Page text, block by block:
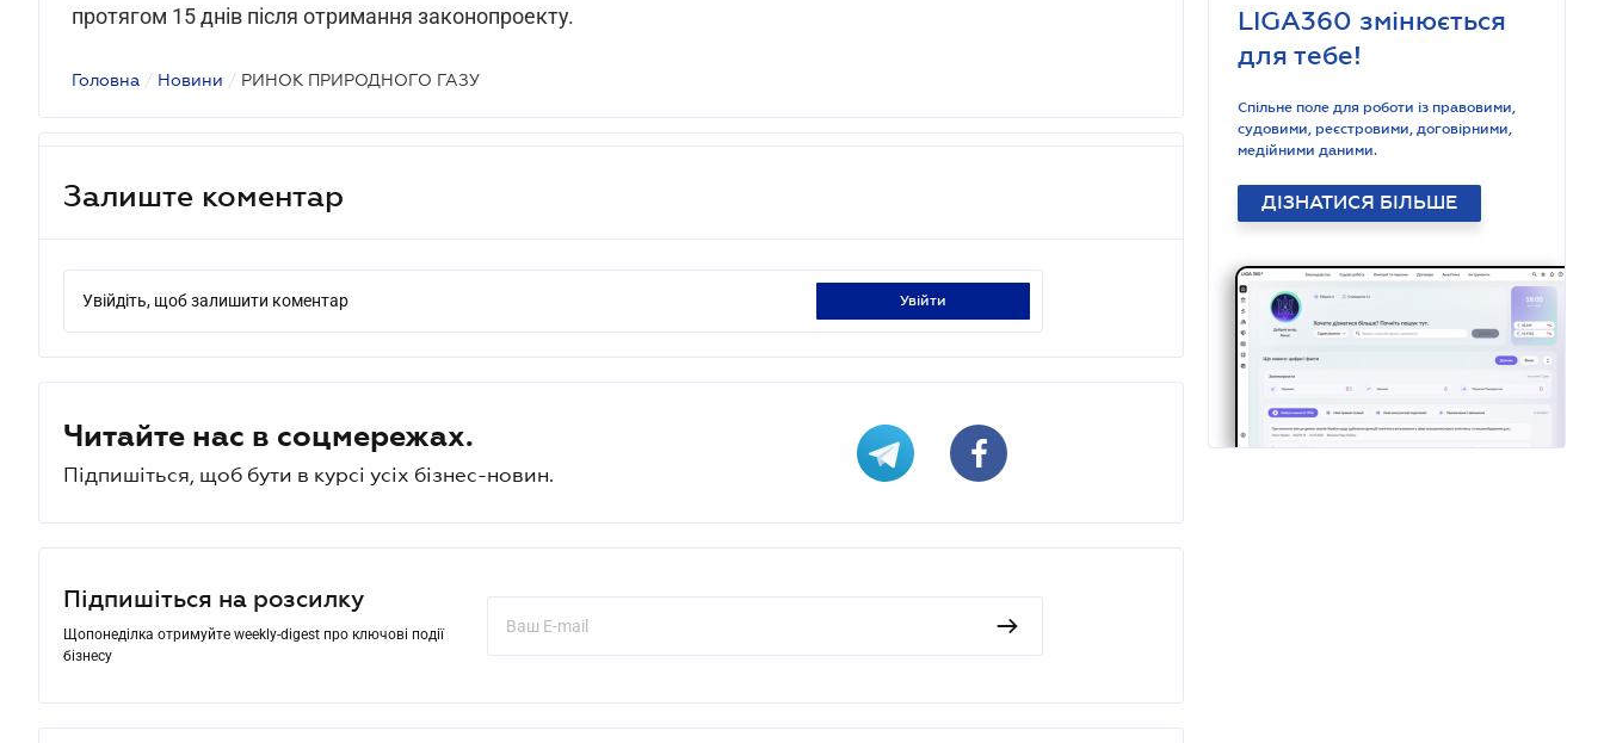
протягом 15 днів після отримання законопроекту.
Головна / Новини / РИНОК ПРИРОДНОГО ГАЗУ
Залиште коментар
Увійдіть, щоб залишити коментар увійти
Читайте нас в соцмережах.
Підпишіться, щоб бути в курсі усіх бізнес-новин.
Підпишіться на розсилку
Щопонеділка отримуйте weekly-digest про ключові події
бізнесу
LIGA360 змінюється
для тебе!
Спільне поле для роботи із правовими,
судовими, реєстровими, договірними,
медійними даними.
ДІЗНАТИСЯ БІЛЬШЕ